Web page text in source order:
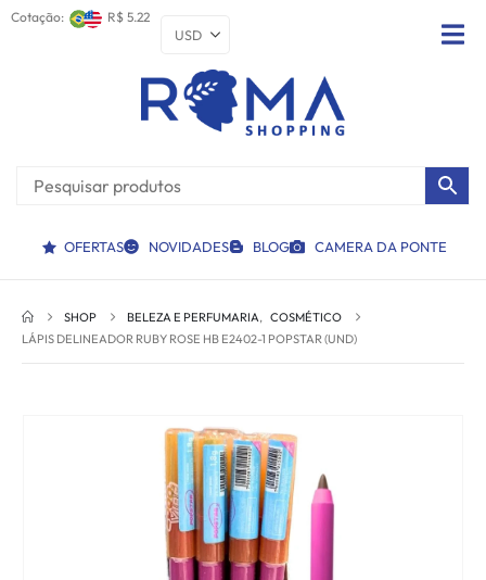
Cotação: R$ 5.22
OFERTAS NOVIDADES BLOG CAMERA DA PONTE
SHOP BELEZA E PERFUMARIA, COSMÉTICO
LÁPIS DELINEADOR RUBY ROSE HB E2402-1 POPSTAR (UND)